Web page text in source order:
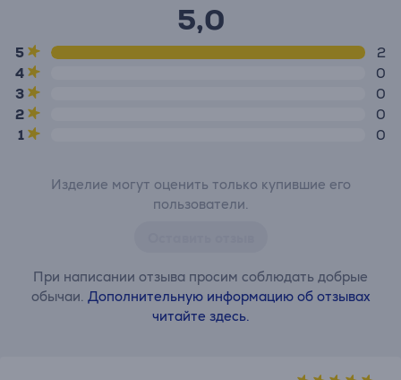
5,0
5
2
4
0
3
0
2
0
1
0
Изделие могут оценить только купившие его
пользователи.
При написании отзыва просим соблюдать добрые
обычаи. Дополнительную информацию об отзывах
читайте здесь.